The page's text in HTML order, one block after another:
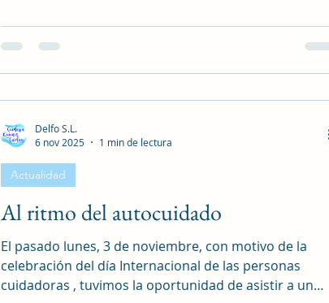
tu mano , nos acompañó en el recorrido,
explicándonos de forma muy clara y amena todos los
Menéndez Pelayo, y una parada en la Real Fábrica de
tapices, visitamos El Panteón de España, antes
llamado de Hombres Ilustres, const
Al ritmo del autocuidado
El pasado lunes, 3 de noviembre, con motivo de la
celebración del día Internacional de las personas
cuidadoras , tuvimos la oportunidad de asistir a un
Actualidad
Delfo S.L.
6 nov 2025
1 min de lectura